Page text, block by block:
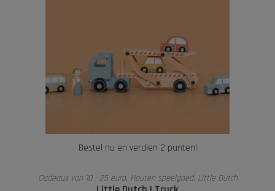
Bestel nu en verdien 2 punten!
LEES VERDER
Cadeaus van 10 - 25 euro, Houten speelgoed, Little Dutch